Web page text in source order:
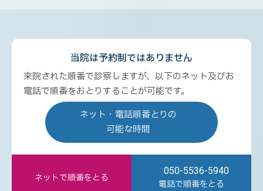
当院は予約制ではありません
来院された順番で診察しますが、以下のネット及びお
電話で順番をおとりすることが可能です。
ネット・電話順番とりの
可能な時間
ネットで順番をとる 050-5536-5940
電話で順番をとる